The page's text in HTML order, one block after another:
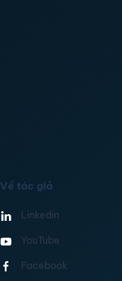
Về tác giả
Linkedin
YouTube
Facebook